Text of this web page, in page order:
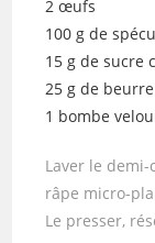
2 œufs
100 g de
15 g de sucre
25 g de beurre
1 bombe
Laver le
râpe micro-
Le presser,